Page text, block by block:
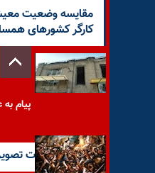
مقایسه وضعیت
کارگر کشورهای
پیام
آخرین گزارشات